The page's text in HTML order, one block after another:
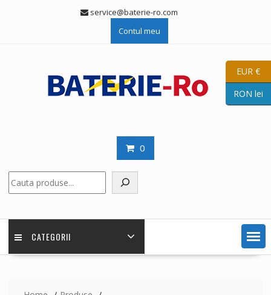
service@baterie-ro.com
Contul meu
0
CATEGORII
EUR €
RON lei